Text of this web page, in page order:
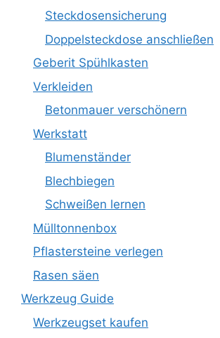
Steckdosensicherung
Doppelsteckdose anschließen
Geberit Spühlkasten
Verkleiden
Betonmauer verschönern
Werkstatt
Blumenständer
Blechbiegen
Schweißen lernen
Mülltonnenbox
Pflastersteine verlegen
Rasen säen
Werkzeug Guide
Werkzeugset kaufen